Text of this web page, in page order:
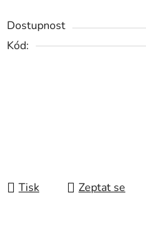
Dostupnost
Kód:
Tisk Zeptat se